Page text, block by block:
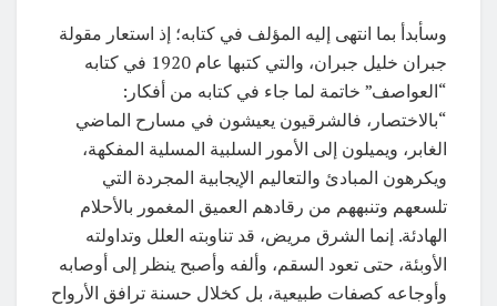
وسأبدأ بما انتهى إليه المؤلف في كتابه؛ إذ استعار مقولة
جبران خليل جبران، والتي كتبها عام 1920 في كتابه
“العواصف” خاتمة لما جاء في كتابه من أفكار:
“بالاختصار، فالشرقيون يعيشون في مسارح الماضي
الغابر، ويميلون إلى الأمور السلبية المسلية المفكهة،
ويكرهون المبادئ والتعاليم الإيجابية المجردة التي
تلسعهم وتنبههم من رقادهم العميق المغمور بالأحلام
الهادئة. إنما الشرق مريض، قد تناوبته العلل وتداولته
الأوبئة، حتى تعود السقم، وألفه وأصبح ينظر إلى أوصابه
وأوجاعه كصفات طبيعية، بل كخلال حسنة ترافق الأرواح